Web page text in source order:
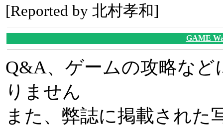
[Reported by 北村孝和]
GAME
Q&A、ゲームの攻略な
りません
また、弊誌に掲載された